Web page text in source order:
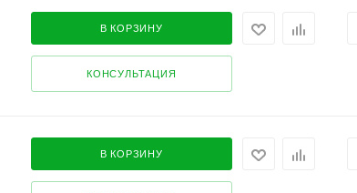
В КОРЗИНУ
КОНСУЛЬТАЦИЯ
В КОРЗИНУ